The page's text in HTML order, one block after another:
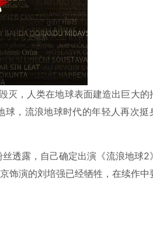
灭，人类在地球表面建造出巨大的
，流浪地球时代的年轻人再次挺
透露，自己确定出演《流浪地球2
饰演的刘培强已经牺牲，在续作中